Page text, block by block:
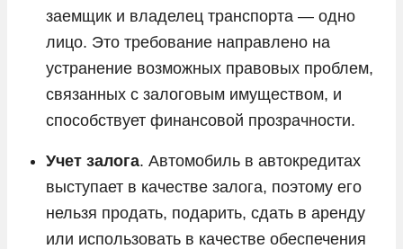
Volkswagen
Volvo
Zeekr
Москвич
заемщик и владелец транспорта — одно
лицо. Это требование направлено на
устранение возможных правовых проблем,
связанных с залоговым имуществом, и
способствует финансовой прозрачности.
Учет залога. Автомобиль в автокредитах
выступает в качестве залога, поэтому его
нельзя продать, подарить, сдать в аренду
или использовать в качестве обеспечения